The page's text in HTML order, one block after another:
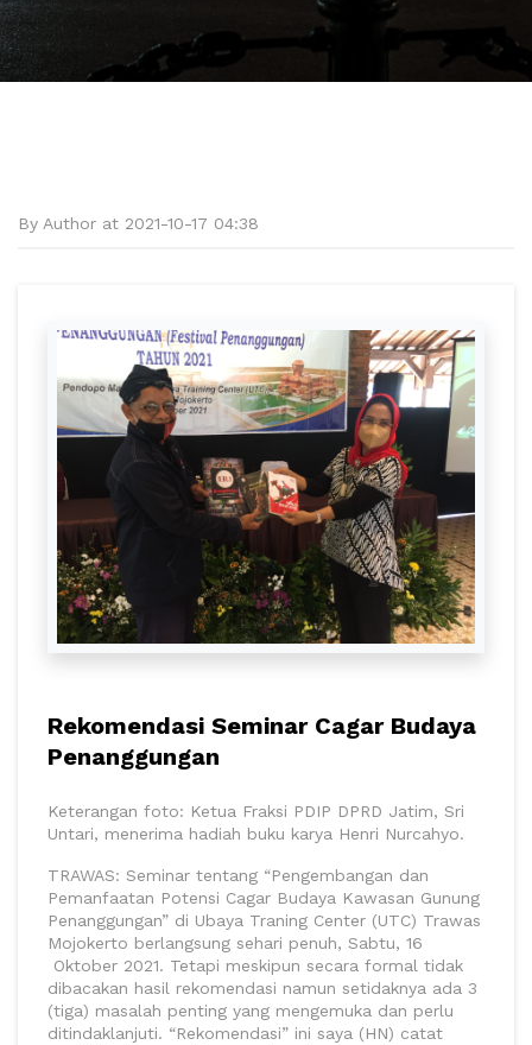
By Author at 2021-10-17 04:38
Rekomendasi Seminar Cagar Budaya
Penanggungan
Keterangan foto: Ketua Fraksi PDIP DPRD Jatim, Sri
Untari, menerima hadiah buku karya Henri Nurcahyo.
TRAWAS: Seminar tentang “Pengembangan dan
Pemanfaatan Potensi Cagar Budaya Kawasan Gunung
Penanggungan” di Ubaya Traning Center (UTC) Trawas
Mojokerto berlangsung sehari penuh, Sabtu, 16
Oktober 2021. Tetapi meskipun secara formal tidak
dibacakan hasil rekomendasi namun setidaknya ada 3
(tiga) masalah penting yang mengemuka dan perlu
ditindaklanjuti. “Rekomendasi” ini saya (HN) catat